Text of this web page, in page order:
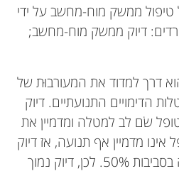
ממשק מוח-מחשב על ידי
דיוק ממשק מוח-מחשב;
דרך למדוד את המעורבוּת של
הדימויים התנועתיים. דיוק
שׂם לב למטלה ומדמיין את
מדמיין אף תנועה, אז דיוק
ממשק המוח-מחשב יהיה בסביבות 50%. לכן, דיוק נמוך